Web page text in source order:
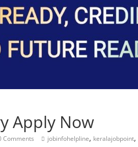
Apply Now
Comments jobinfohelpline, keralajobpoint,